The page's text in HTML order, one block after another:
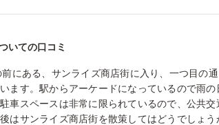
いての口コミ
にある、サンライズ商店街に入り、一つ目の
ます。駅からアーケードになっているので雨
車スペースは非常に限られているので、公共
はサンライズ商店街を散策してはどうでしょ